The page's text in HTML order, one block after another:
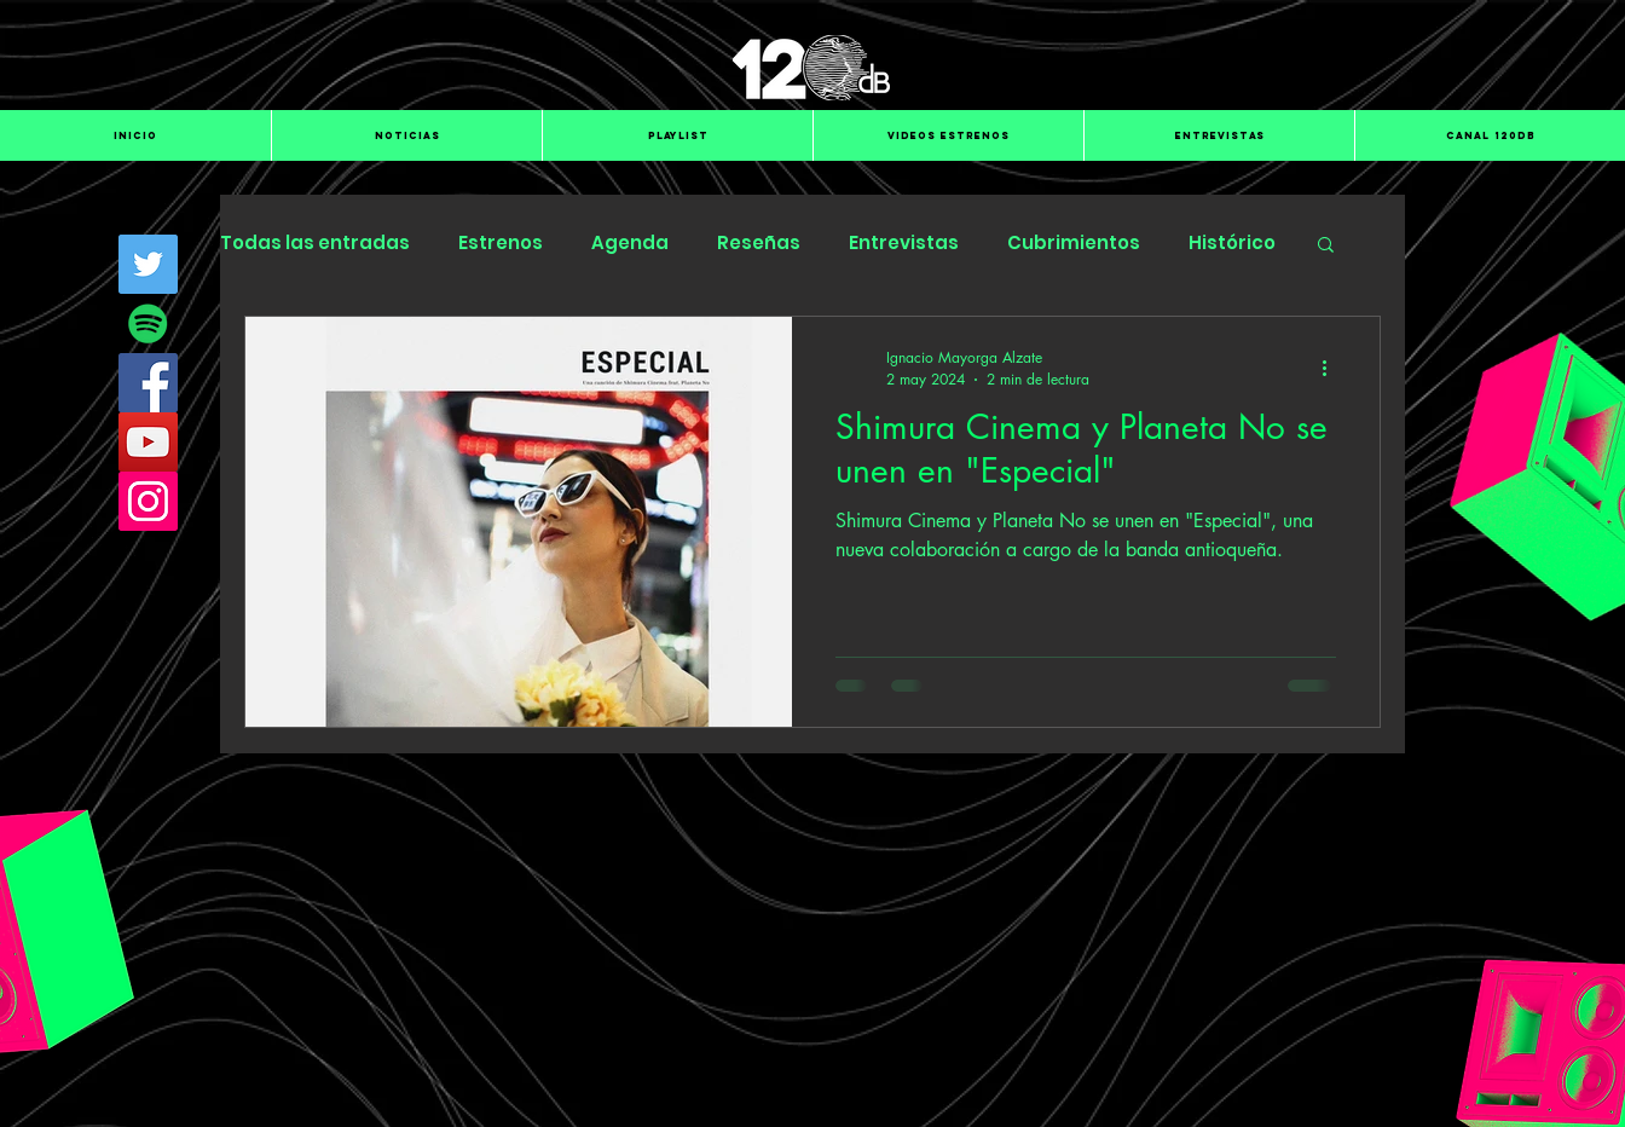
INICIO NOTICIAS PLAYLIST VIDEOS ESTRENOS ENTREVISTAS CANAL 120dB
Todas las entradas Estrenos Agenda Reseñas Entrevistas Cubrimientos Histórico
Shimura Cinema y Planeta No se
unen en "Especial"
Shimura Cinema y Planeta No se unen en "Especial", una
nueva colaboración a cargo de la banda antioqueña.
Ignacio Mayorga Alzate
2 may 2024
2 min de lectura